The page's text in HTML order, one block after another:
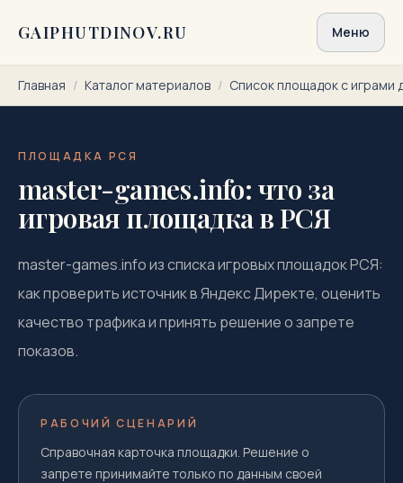
GAIPHUTDINOV.RU Меню
Главная / Каталог материалов / Список площадок с играми
ПЛОЩАДКА РСЯ
master-games.info: что за
игровая площадка в РСЯ
master-games.info из списка игровых площадок РСЯ:
как проверить источник в Яндекс Директе, оценить
качество трафика и принять решение о запрете
показов.
РАБОЧИЙ СЦЕНАРИЙ
Справочная карточка площадки. Решение о
запрете принимайте только по данным своей